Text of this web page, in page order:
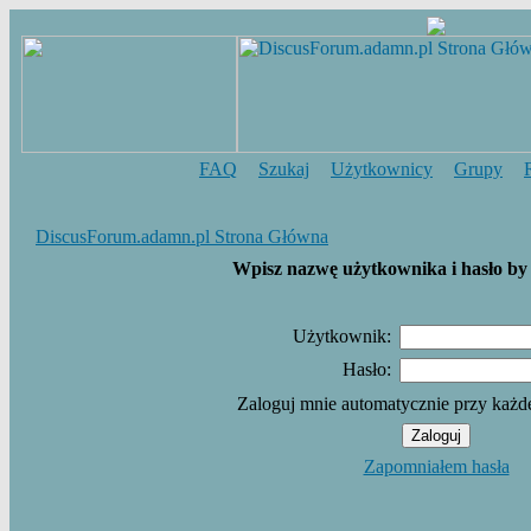
FAQ Szukaj Użytkownicy Grupy
DiscusForum.adamn.pl Strona Główna
Wpisz nazwę użytkownika i hasło by
Użytkownik:
Hasło:
Zaloguj mnie automatycznie przy
Zapomniałem hasła